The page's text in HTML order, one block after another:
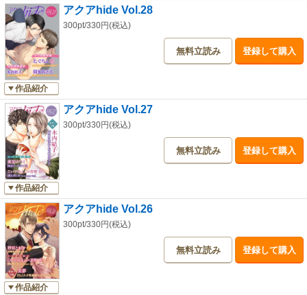
作品紹介
アクアhide Vol.28
300pt/330円(税込)
無料立読み 登録して購入
作品紹介
アクアhide Vol.27
300pt/330円(税込)
無料立読み 登録して購入
作品紹介
アクアhide Vol.26
300pt/330円(税込)
無料立読み 登録して購入